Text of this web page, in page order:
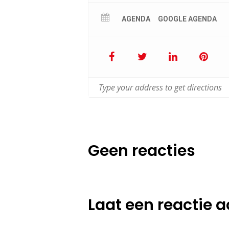
AGENDA GOOGLE AGENDA
Geen reacties
Laat een reactie